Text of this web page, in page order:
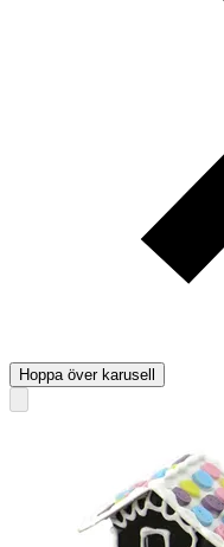
Hoppa över karusell